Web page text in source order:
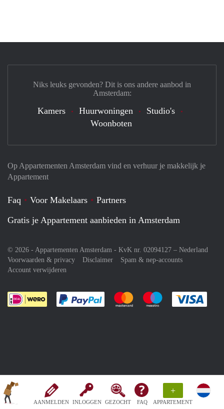
AANMELDEN INLOGGEN GEZOCHT FAQ
+
APPARTEMENT
Op Appartementen Amsterdam vind en verhuur je makkelijk je
Appartement
Faq Voor Makelaars
Partners
Gratis je Appartement aanbieden in Amsterdam
© 2026 - Appartementen Amsterdam - KvK nr. 02094127 – Nederland
Voorwaarden & privacy
Disclaimer
Spam & nep-accounts
Account verwijderen
Je rekent gemakkelijk af met Paypal
Je rekent gemakkelijk af met
Je rekent
Niks leuks gevonden? Dit is ons andere aanbod in
Amsterdam:
Kamers Huurwoningen
Studio's
Woonboten